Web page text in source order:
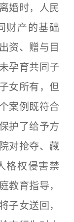
婚时，人民
财产的基础
资、赠与目
孕育共同子
女所有，但
案例既符合
护了给予方
对抢夺、藏
格权侵害禁
教育指导，
子女送回，